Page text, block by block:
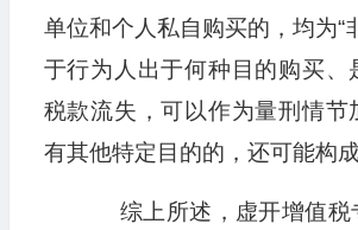
单位和个人私自购买的，均为“
于行为人出于何种目的购买、
税款流失，可以作为量刑情节
有其他特定目的的，还可能构成
综上所述，虚开增值税